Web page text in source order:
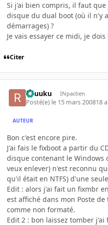
Si j'ai bien compris, il faut
disque du dual boot (où il n'y
démarrages) ?
Je vais essayer ce midi, je
Citer
Ryuuku INpactien
Posté(e) le 15 mars 200818 a
AUTEUR
Bon c'est encore pire.
J'ai fais le fixboot a partir du
disque contenant le
veux enlever) n'est reconnu
qu'il était en NTFS) d'une
Edit : alors j'ai fait un fixmbr
est affiché dans mon Poste
comme non formaté.
Edit 2 : bon laissez tomber j'ai